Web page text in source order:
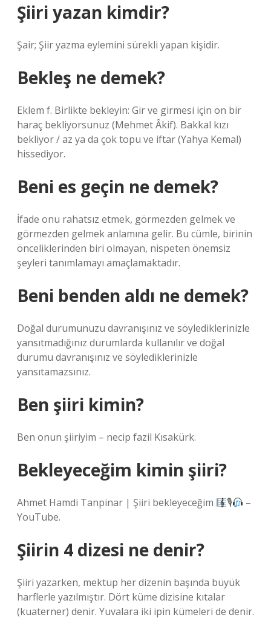
Şiiri yazan kimdir?
Şair; Şiir yazma eylemini sürekli yapan kişidir.
Bekleş ne demek?
Eklem f. Birlikte bekleyin: Gir ve girmesi için on bir
haraç bekliyorsunuz (Mehmet Âkif). Bakkal kızı
bekliyor / az ya da çok topu ve iftar (Yahya Kemal)
hissediyor.
Beni es geçin ne demek?
İfade onu rahatsız etmek, görmezden gelmek ve
görmezden gelmek anlamına gelir. Bu cümle, birinin
önceliklerinden biri olmayan, nispeten önemsiz
şeyleri tanımlamayı amaçlamaktadır.
Beni benden aldı ne demek?
Doğal durumunuzu davranışınız ve söylediklerinizle
yansıtmadığınız durumlarda kullanılır ve doğal
durumu davranışınız ve söylediklerinizle
yansıtamazsınız.
Ben şiiri kimin?
Ben onun şiiriyim – necip fazil Kısakürk.
Bekleyeceğim kimin şiiri?
Ahmet Hamdi Tanpinar | Şiiri bekleyeceğim 🎙
–
YouTube.
Şiirin 4 dizesi ne denir?
Şiiri yazarken, mektup her dizenin başında büyük
harflerle yazılmıştır. Dört küme dizisine kıtalar
(kuaterner) denir. Yuvalara iki ipin kümeleri de denir.